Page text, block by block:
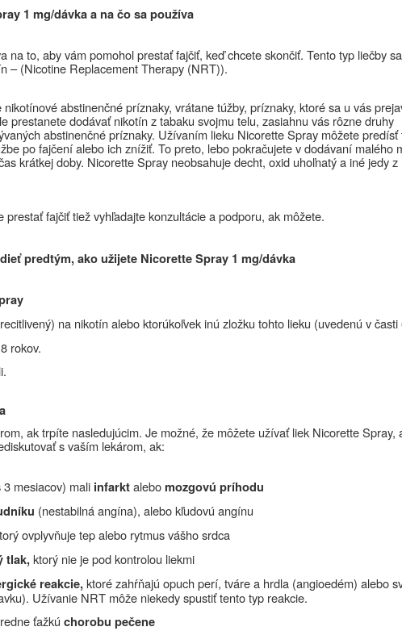
1 mg/dávka a na čo sa používa
na to, aby vám pomohol prestať fajčiť, keď chcete skončiť. Tento typ liečby
– (Nicotine Replacement Therapy (NRT)).
abstinenčné príznaky, vrátane túžby, príznaky, ktoré sa u vás
prestanete dodávať nikotín z tabaku svojmu telu, zasiahnu vás rôzne druhy
abstinenčné príznaky. Užívaním lieku Nicorette Spray môžete predísť
po fajčení alebo ich znížiť. To preto, lebo pokračujete v dodávaní malého
krátkej doby. Nicorette Spray neobsahuje decht, oxid uhoľnatý a iné jedy z
prestať fajčiť tiež vyhľadajte konzultácie a podporu, ak môžete.
predtým, ako užijete Nicorette Spray 1 mg/dávka
na nikotín alebo ktorúkoľvek inú zložku tohto lieku (uvedenú v časti
rokov.
ak trpíte nasledujúcim. Je možné, že môžete užívať liek Nicorette Spray,
s vaším lekárom, ak:
mesiacov) mali infarktalebomozgovú príhodu
(nestabilná angína), alebo kľudovú angínu
ovplyvňuje tep alebo rytmus vášho srdca
tlak,ktorý nie je pod kontrolou liekmi
reakcie,ktoré zahŕňajú opuch perí, tváre a hrdla (angioedém) alebo
Užívanie NRT môže niekedy spustiť tento typ reakcie.
ťažkú chorobu pečene